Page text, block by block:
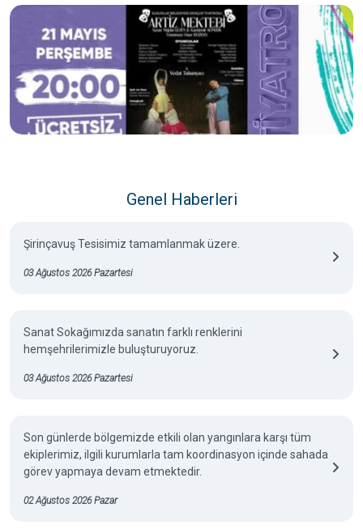
Genel Haberleri
Şirinçavuş Tesisimiz tamamlanmak üzere.
03 Ağustos 2026 Pazartesi
Sanat Sokağımızda sanatın farklı renklerini
hemşehrilerimizle buluşturuyoruz.
03 Ağustos 2026 Pazartesi
Son günlerde bölgemizde etkili olan yangınlara karşı tüm
ekiplerimiz, ilgili kurumlarla tam koordinasyon içinde sahada
görev yapmaya devam etmektedir.
02 Ağustos 2026 Pazar